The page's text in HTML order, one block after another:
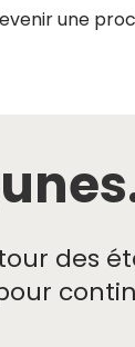
une
des